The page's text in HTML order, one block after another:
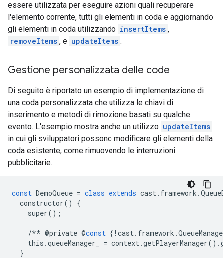
essere utilizzata per eseguire azioni quali recuperare
l'elemento corrente, tutti gli elementi in coda e aggiornando
gli elementi in coda utilizzando insertItems ,
removeItems , e updateItems .
Gestione personalizzata delle code
Di seguito è riportato un esempio di implementazione di
una coda personalizzata che utilizza le chiavi di
inserimento e metodi di rimozione basati su qualche
evento. L'esempio mostra anche un utilizzo updateItems
in cui gli sviluppatori possono modificare gli elementi della
coda esistente, come rimuovendo le interruzioni
pubblicitarie.
const DemoQueue = class extends cast. framework .
constructor()
{
super();
/** @private @const { ! cast. framework .
this .queueManager_ = context.getPlayerManager() .
}